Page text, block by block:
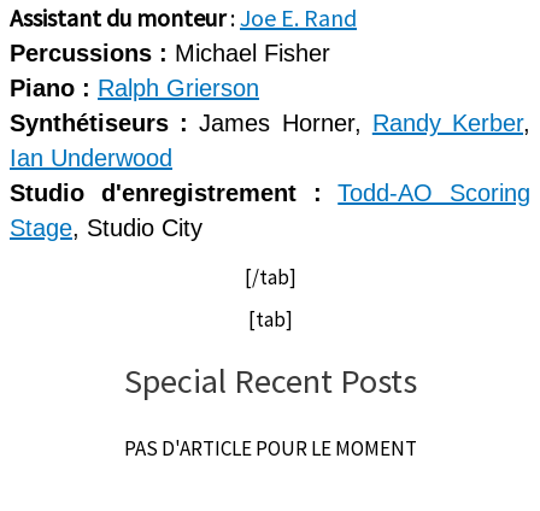
Assistant du monteur:Joe E. Rand
Percussions : Michael Fisher
Piano : Ralph Grierson
Synthétiseurs : James Horner, Randy Kerber,
Ian Underwood
Studio d'enregistrement :
Todd-AO Scoring
Stage, Studio City
[/tab]
[tab]
Special Recent Posts
PAS D'ARTICLE POUR LE MOMENT